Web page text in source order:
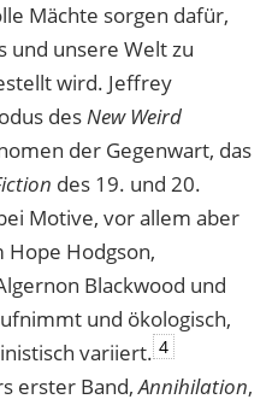
Mächte sorgen dafür,
und unsere Welt zu
wird. Jeffrey
desNew Weird
der Gegenwart, das
des 19. und 20.
Motive, vor allem aber
Hodgson,
Blackwood und
und ökologisch,
variiert. 4
erster Band,Annihilation,